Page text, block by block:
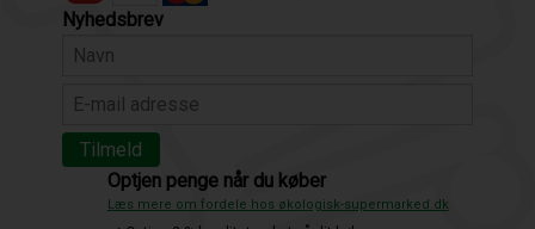
Nyhedsbrev
Optjen penge når du køber
Læs mere om fordele hos økologisk-supermarked.dk